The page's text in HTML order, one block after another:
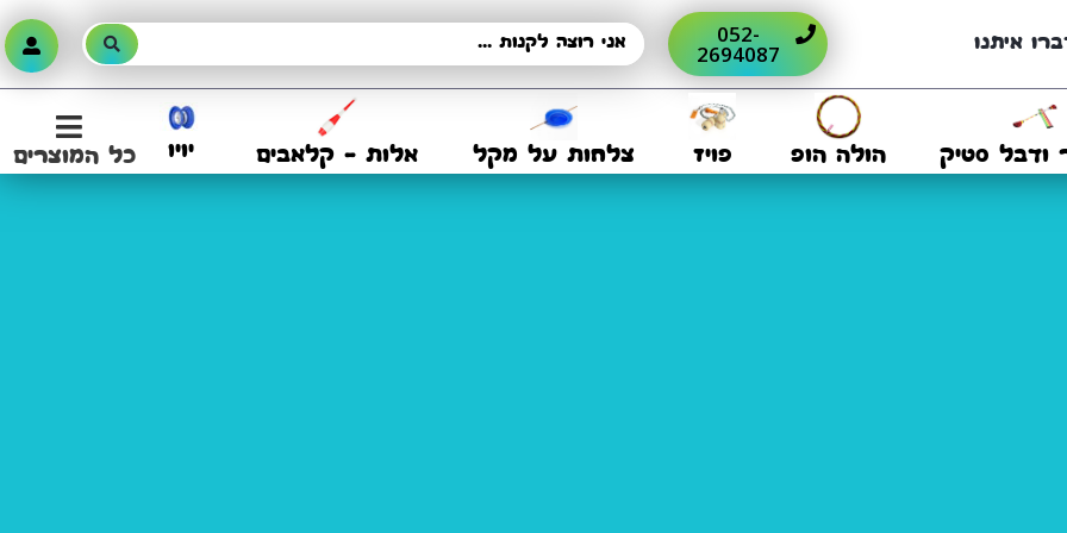
איתנו 052-
2694087
ודבל סטיק הולה הופ פויז צלחות על מקל אלות – קלאבים יויו כל המוצרים